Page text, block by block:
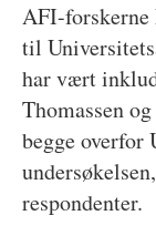
AFI-
til
har vært
Thomassen
begge
respondenter.